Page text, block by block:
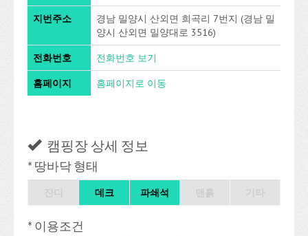
지번주소
경남 밀양시 산외면 희곡리 7번지 (경남 밀
양시 산외면 밀양대로 3516)
전화번호 전화번호 보기
홈페이지 홈페이지로 이동
캠핑장 상세 정보
* 땅바닥 형태
데크 파쇄석
* 이용조건